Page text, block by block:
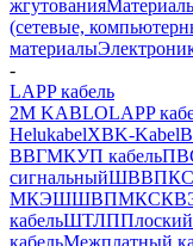
жгутования
(сетевые,
материалы
-
LAPP кабель
2M KABLOLAPP
HelukabelXBK-Kabel
ВВГМКУП кабель
сигнальныйШВВП
МКЭШШВПМ
кабельШТЛП
кабельМежплатный